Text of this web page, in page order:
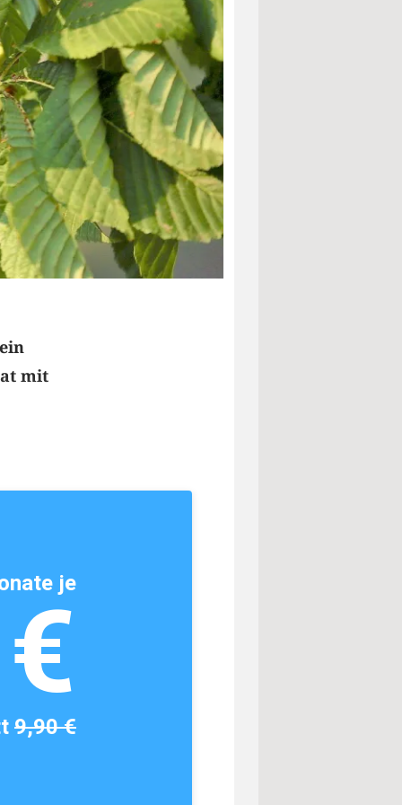
mit
je
9,90 €